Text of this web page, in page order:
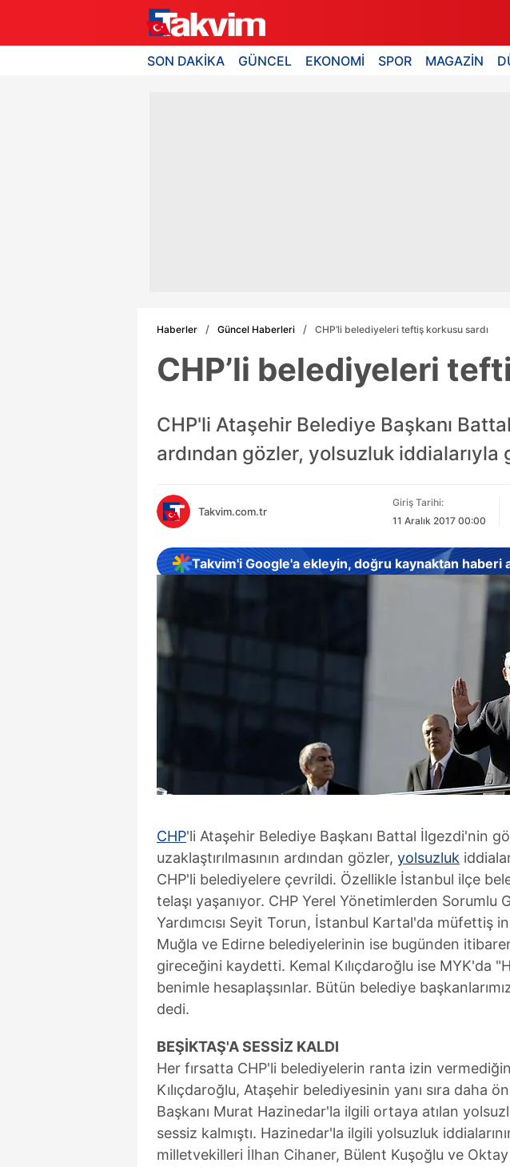
SON DAKİKA GÜNCEL EKONOMİ SPOR MAGAZİN
Haberler Güncel Haberleri CHP’li belediyeleri teftiş korkusu sardı
CHP’li belediyeleri
CHP'li Ataşehir Belediye Başkanı
ardından gözler, yolsuzluk
Takvim.com.tr
Giriş Tarihi:
11 Aralık 2017 00:00
Takvim'i Google'a ekleyin, doğru kaynaktan haberi
CHP'li Ataşehir Belediye Başkanı Battal İlgezdi'nin
uzaklaştırılmasının ardından gözler, yolsuzluk
CHP'li belediyelere çevrildi. Özellikle İstanbul ilçe
telaşı yaşanıyor. CHP Yerel Yönetimlerden Sorumlu
Yardımcısı Seyit Torun, İstanbul Kartal'da müfettiş
Muğla ve Edirne belediyelerinin ise bugünden
gireceğini kaydetti. Kemal Kılıçdaroğlu ise MYK'da
benimle hesaplaşsınlar. Bütün belediye
dedi.
BEŞİKTAŞ'A SESSİZ KALDI
Her fırsatta CHP'li belediyelerin ranta izin
Kılıçdaroğlu, Ataşehir belediyesinin yanı sıra daha
Başkanı Murat Hazinedar'la ilgili ortaya atılan
sessiz kalmıştı. Hazinedar'la ilgili yolsuzluk
milletvekilleri İlhan Cihaner, Bülent Kuşoğlu ve Oktay